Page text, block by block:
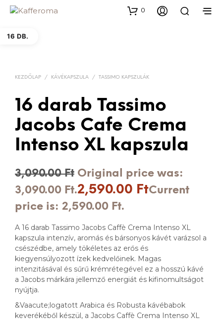
0
16 DB.
KEZDŐLAP / KÁVÉKAPSZULA / TASSIMO KAPSZULÁK
16 darab Tassimo
Jacobs Cafe Crema
Intenso XL kapszula
3,090.00Ft Original price was:
3,090.00 Ft.2,590.00 FtCurrent
price is: 2,590.00 Ft.
A 16 darab Tassimo Jacobs Caffè Crema Intenso XL
kapszula intenzív, aromás és bársonyos kávét varázsol a
csészédbe, amely tökéletes az erős és
kiegyensúlyozott ízek kedvelőinek. Magas
intenzitásával és sűrű krémrétegével ez a hosszú kávé
a Jacobs márkára jellemző energiát és kifinomultságot
nyújtja.
&Vaacute;logatott Arabica és Robusta kávébabok
keverékéből készül, a Jacobs Caffè Crema Intenso XL